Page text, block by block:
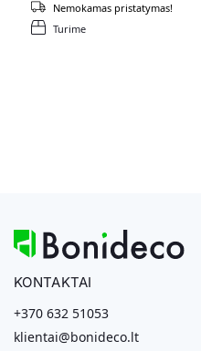
Turime
Nemokamas pristatymas!
KONTAKTAI
+370 632 51053
klientai@bonideco.lt